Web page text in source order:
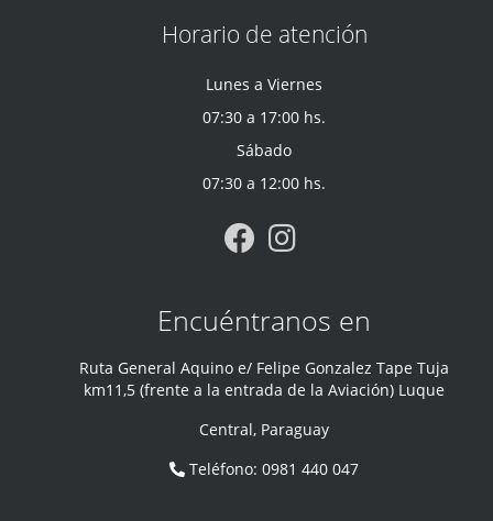
Horario de atención
Lunes a Viernes
07:30 a 17:00 hs.
Sábado
07:30 a 12:00 hs.
Encuéntranos en
Ruta General Aquino e/ Felipe Gonzalez Tape Tuja
km11,5 (frente a la entrada de la Aviación) Luque
Central, Paraguay
Teléfono:0981 440 047